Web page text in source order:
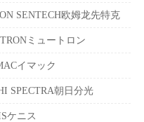
SENTECH欧姆龙先特克
ミュートロン
イマック
SPECTRA朝日分光
ケニス